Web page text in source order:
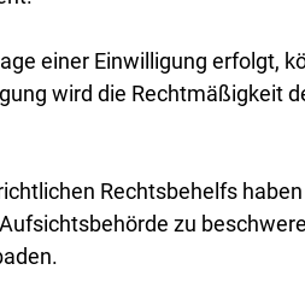
einer Einwilligung erfolgt,
wird die Rechtmäßigkeit
Rechtsbehelfs
zu